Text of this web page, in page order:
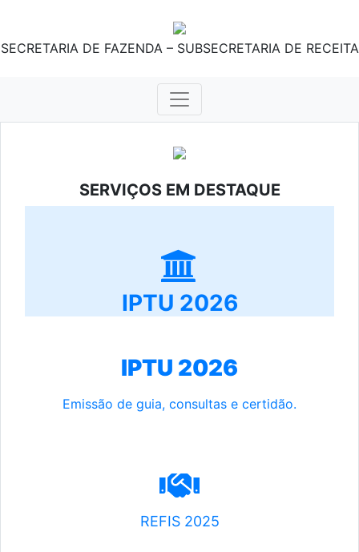
SECRETARIA DE FAZENDA – SUBSECRETARIA DE RECEITA
SERVIÇOS EM DESTAQUE
IPTU 2026
IPTU 2026
Emissão de guia, consultas e certidão.
REFIS 2025